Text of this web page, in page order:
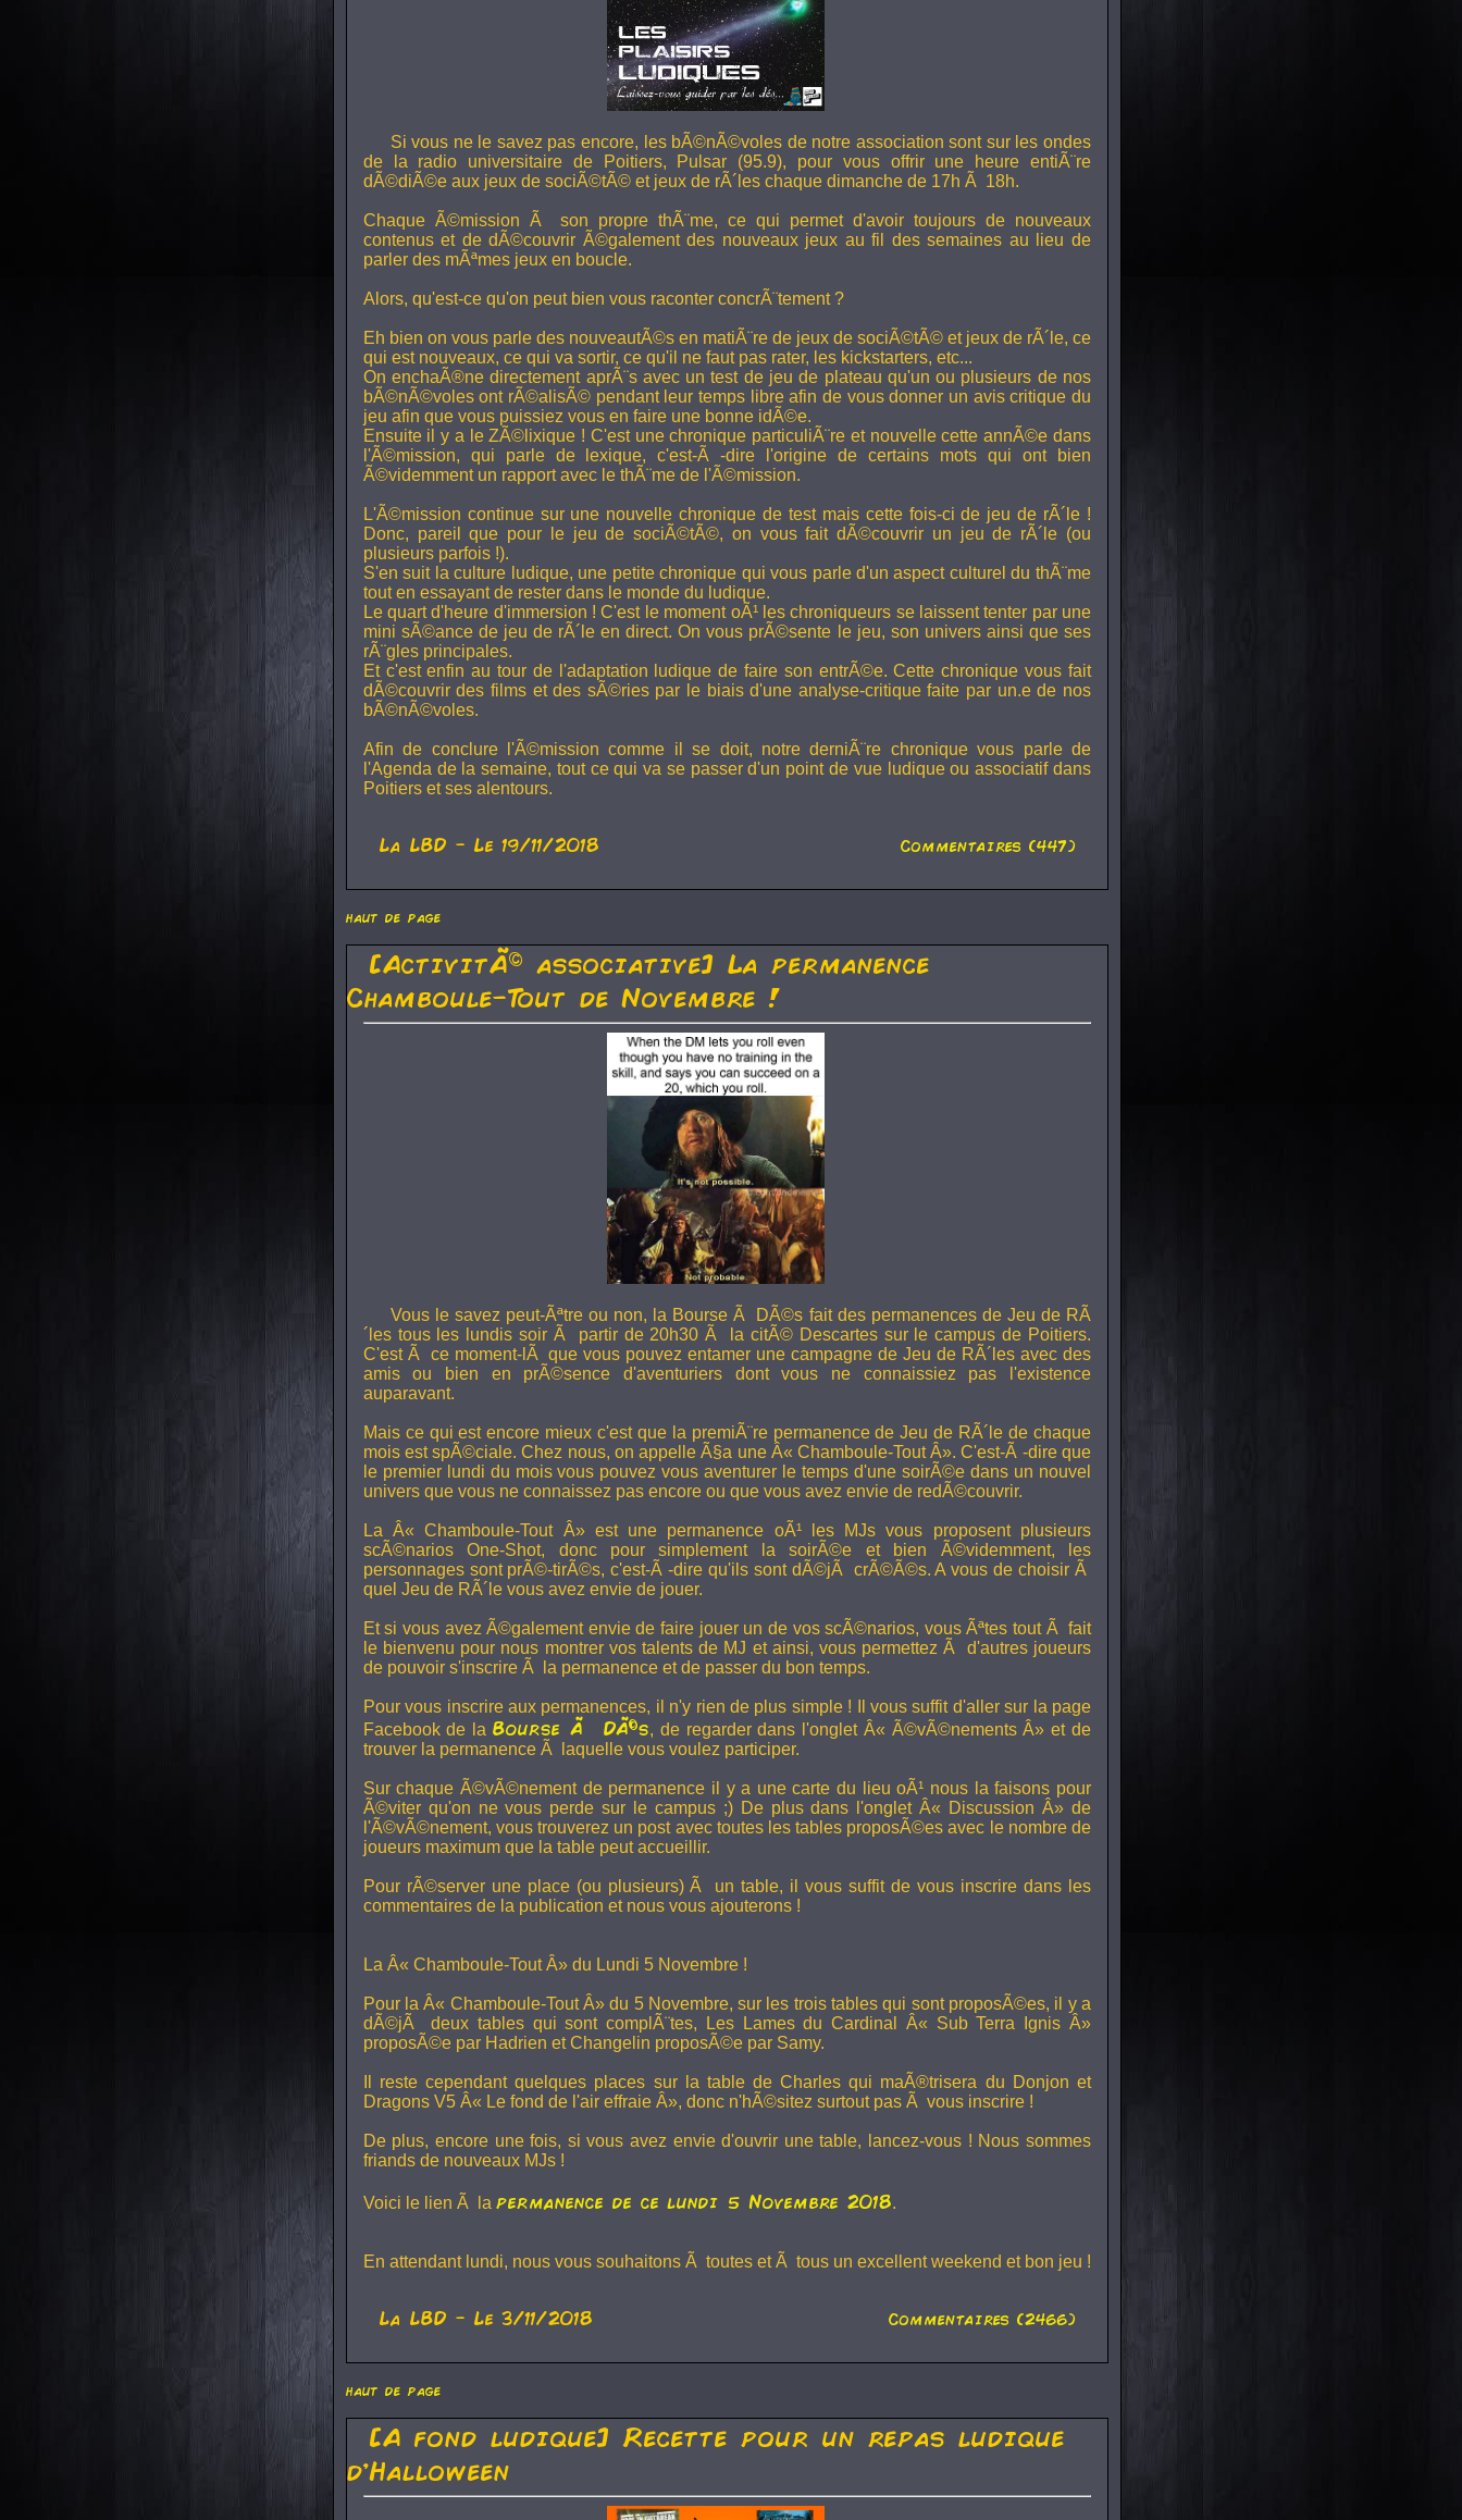
Si vous ne le savez pas encore, les bÃ©nÃ©voles de notre association sont sur les ondes
de la radio universitaire de Poitiers, Pulsar (95.9), pour vous offrir une heure entiÃ¨re
dÃ©diÃ©e aux jeux de sociÃ©tÃ© et jeux de rÃ´les chaque dimanche de 17h Ã 18h.
Chaque Ã©mission Ã son propre thÃ¨me, ce qui permet d'avoir toujours de nouveaux
contenus et de dÃ©couvrir Ã©galement des nouveaux jeux au fil des semaines au lieu de
parler des mÃªmes jeux en boucle.
Alors, qu'est-ce qu'on peut bien vous raconter concrÃ¨tement ?
Eh bien on vous parle des nouveautÃ©s en matiÃ¨re de jeux de sociÃ©tÃ© et jeux de rÃ´le, ce
qui est nouveaux, ce qui va sortir, ce qu'il ne faut pas rater, les kickstarters, etc...
On enchaÃ®ne directement aprÃ¨s avec un test de jeu de plateau qu'un ou plusieurs de nos
bÃ©nÃ©voles ont rÃ©alisÃ© pendant leur temps libre afin de vous donner un avis critique du
jeu afin que vous puissiez vous en faire une bonne idÃ©e.
Ensuite il y a le ZÃ©lixique ! C'est une chronique particuliÃ¨re et nouvelle cette annÃ©e dans
l'Ã©mission, qui parle de lexique, c'est-Ã -dire l'origine de certains mots qui ont bien
Ã©videmment un rapport avec le thÃ¨me de l'Ã©mission.
L'Ã©mission continue sur une nouvelle chronique de test mais cette fois-ci de jeu de rÃ´le !
Donc, pareil que pour le jeu de sociÃ©tÃ©, on vous fait dÃ©couvrir un jeu de rÃ´le (ou
plusieurs parfois !).
S'en suit la culture ludique, une petite chronique qui vous parle d'un aspect culturel du thÃ¨me
tout en essayant de rester dans le monde du ludique.
Le quart d'heure d'immersion ! C'est le moment oÃ¹ les chroniqueurs se laissent tenter par une
mini sÃ©ance de jeu de rÃ´le en direct. On vous prÃ©sente le jeu, son univers ainsi que ses
rÃ¨gles principales.
Et c'est enfin au tour de l'adaptation ludique de faire son entrÃ©e. Cette chronique vous fait
dÃ©couvrir des films et des sÃ©ries par le biais d'une analyse-critique faite par un.e de nos
bÃ©nÃ©voles.
Afin de conclure l'Ã©mission comme il se doit, notre derniÃ¨re chronique vous parle de
l'Agenda de la semaine, tout ce qui va se passer d'un point de vue ludique ou associatif dans
Poitiers et ses alentours.
La LBD - Le 19/11/2018 Commentaires (447)
haut de page
[ActivitÃ© associative] La permanence
Chamboule-Tout de Novembre !
Vous le savez peut-Ãªtre ou non, la Bourse Ã DÃ©s fait des permanences de Jeu de RÃ
´les tous les lundis soir Ã partir de 20h30 Ã la citÃ© Descartes sur le campus de Poitiers.
C'est Ã ce moment-lÃ que vous pouvez entamer une campagne de Jeu de RÃ´les avec des
amis ou bien en prÃ©sence d'aventuriers dont vous ne connaissiez pas l'existence
auparavant.
Mais ce qui est encore mieux c'est que la premiÃ¨re permanence de Jeu de RÃ´le de chaque
mois est spÃ©ciale. Chez nous, on appelle Ã§a une Â« Chamboule-Tout Â». C'est-Ã -dire que
le premier lundi du mois vous pouvez vous aventurer le temps d'une soirÃ©e dans un nouvel
univers que vous ne connaissez pas encore ou que vous avez envie de redÃ©couvrir.
La Â« Chamboule-Tout Â» est une permanence oÃ¹ les MJs vous proposent plusieurs
scÃ©narios One-Shot, donc pour simplement la soirÃ©e et bien Ã©videmment, les
personnages sont prÃ©-tirÃ©s, c'est-Ã -dire qu'ils sont dÃ©jÃ crÃ©Ã©s. A vous de choisir Ã
quel Jeu de RÃ´le vous avez envie de jouer.
Et si vous avez Ã©galement envie de faire jouer un de vos scÃ©narios, vous Ãªtes tout Ã fait
le bienvenu pour nous montrer vos talents de MJ et ainsi, vous permettez Ã d'autres joueurs
de pouvoir s'inscrire Ã la permanence et de passer du bon temps.
Pour vous inscrire aux permanences, il n'y rien de plus simple ! Il vous suffit d'aller sur la page
Facebook de la Bourse Ã DÃ©s, de regarder dans l'onglet Â« Ã©vÃ©nements Â» et de
trouver la permanence Ã laquelle vous voulez participer.
Sur chaque Ã©vÃ©nement de permanence il y a une carte du lieu oÃ¹ nous la faisons pour
Ã©viter qu'on ne vous perde sur le campus ;) De plus dans l'onglet Â« Discussion Â» de
l'Ã©vÃ©nement, vous trouverez un post avec toutes les tables proposÃ©es avec le nombre de
joueurs maximum que la table peut accueillir.
Pour rÃ©server une place (ou plusieurs) Ã un table, il vous suffit de vous inscrire dans les
commentaires de la publication et nous vous ajouterons !
La Â« Chamboule-Tout Â» du Lundi 5 Novembre !
Pour la Â« Chamboule-Tout Â» du 5 Novembre, sur les trois tables qui sont proposÃ©es, il y a
dÃ©jÃ deux tables qui sont complÃ¨tes,
Les Lames du Cardinal
Â« Sub Terra Ignis Â»
proposÃ©e par Hadrien etChangelin proposÃ©e par Samy.
Il reste cependant quelques places sur la table de Charles qui maÃ®trisera du Donjon et
Dragons V5Â« Le fond de l'air effraie Â», donc n'hÃ©sitez surtout pas Ã vous inscrire !
De plus, encore une fois, si vous avez envie d'ouvrir une table, lancez-vous ! Nous sommes
friands de nouveaux MJs !
Voici le lien Ã la permanence de ce lundi 5 Novembre 2018.
En attendant lundi, nous vous souhaitons Ã toutes et Ã tous un excellent weekend et bon jeu !
La LBD - Le 3/11/2018 Commentaires (2466)
haut de page
[A fond ludique] Recette pour un repas ludique
d'Halloween